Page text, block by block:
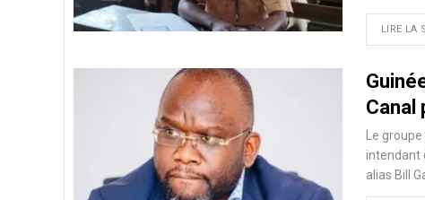
LIRE LA
Canal
Le groupe
intendant
alias Bill